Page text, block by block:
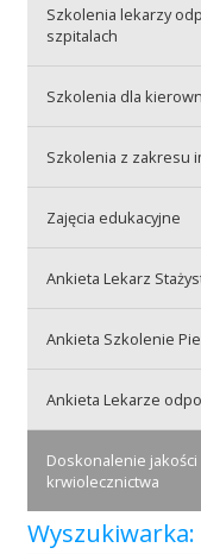
Akcje wyjazdowe
Szpitale
Przetargi
Szkolenia lekarzy
szpitalach
Szkolenia dla
Szkolenia z zakresu
Zajęcia edukacyjne
Ankieta Lekarz
Ankieta Szkolenie
Ankieta Lekarze
Doskonalenie
krwiolecznictwa
Wyszukiwarka: